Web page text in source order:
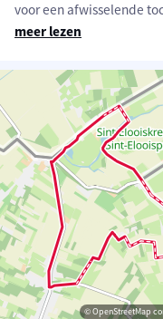
voor een afwisselende
meer lezen
© OpenStreetMap